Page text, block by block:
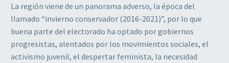
La región viene de un panorama adverso, la época del
llamado “invierno conservador (2016-2021)”, por lo que
buena parte del electorado ha optado por gobiernos
progresistas, alentados por los movimientos sociales, el
activismo juvenil, el despertar feminista, la necesidad